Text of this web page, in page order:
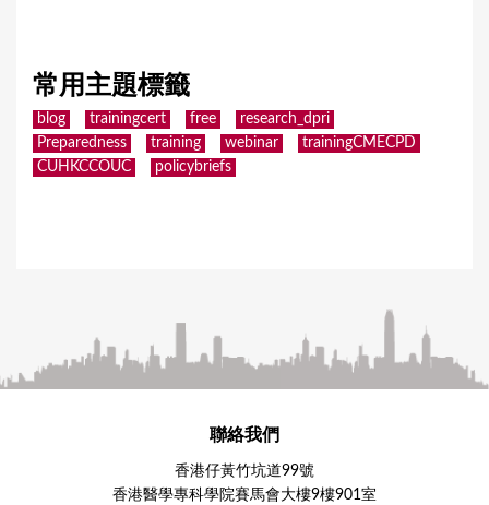
常用主題標籤
blog trainingcert free
research_dpri
Preparedness
training webinar
trainingCMECPD
CUHKCCOUC
policybriefs
聯絡我們
香港仔黃竹坑道99號
香港醫學專科學院賽馬會大樓9樓901室